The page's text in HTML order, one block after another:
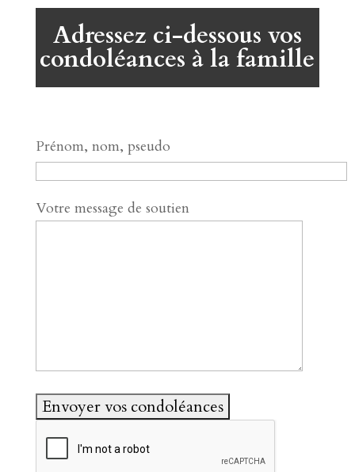
Adressez ci-dessous vos
condoléances à la famille
Prénom, nom, pseudo
Votre message de soutien